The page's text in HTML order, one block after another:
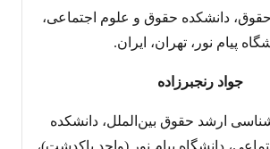
حقوق، دانشکده حقوق و علوم اجتماعی،
پیام نور، تهران، ایران.
جواد رنجبرزاده
ارشد حقوق بین‌الملل، دانشکده
دانشگاه پیام نور (واحد پاکدشت)،